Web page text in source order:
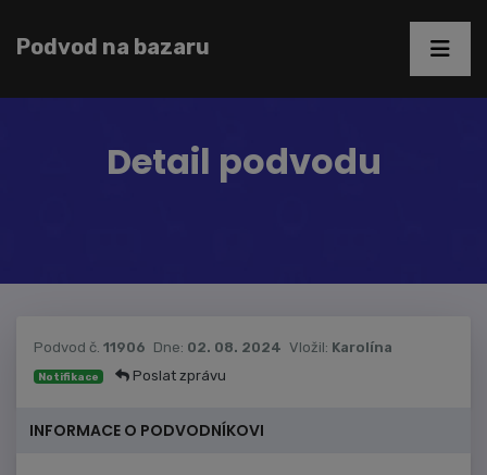
Podvod na bazaru
Detail podvodu
Podvod č. 11906 Dne: 02. 08. 2024 Vložil: Karolína
Notifikace Poslat zprávu
INFORMACE O PODVODNÍKOVI